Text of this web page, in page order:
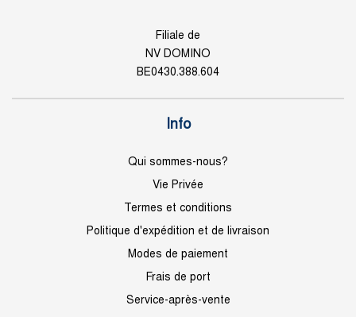
Filiale de
NV DOMINO
BE0430.388.604
Info
Qui sommes-nous?
Vie Privée
Termes et conditions
Politique d'expédition et de livraison
Modes de paiement
Frais de port
Service-après-vente